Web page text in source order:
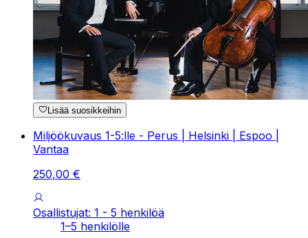
Lisää suosikkeihin
Miljöökuvaus 1-5:lle - Perus | Helsinki | Espoo |
Vantaa
250,00 €
Osallistujat: 1 - 5 henkilöä
1–5 henkilölle